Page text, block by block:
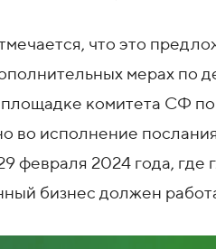
что это
мерах по
комитета СФ
во исполнение
февраля 2024 года, где
бизнес должен